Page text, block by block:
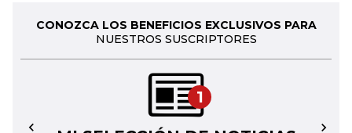
CONOZCA LOS BENEFICIOS EXCLUSIVOS PARA
NUESTROS SUSCRIPTORES
1